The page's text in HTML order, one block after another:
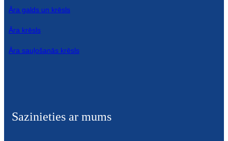
Āra galds un krēsls
Āra krēsls
Āra sauļošanās krēsls
Sazinieties ar mums